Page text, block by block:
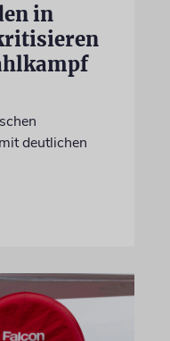
in
deutlichen